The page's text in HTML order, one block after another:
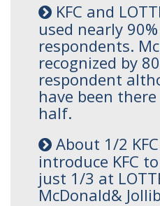
KFC and
used nearly
respondents.
recognized by
respondent
have been
half.
About 1/2
introduce KFC
just 1/3 at
McDonald&